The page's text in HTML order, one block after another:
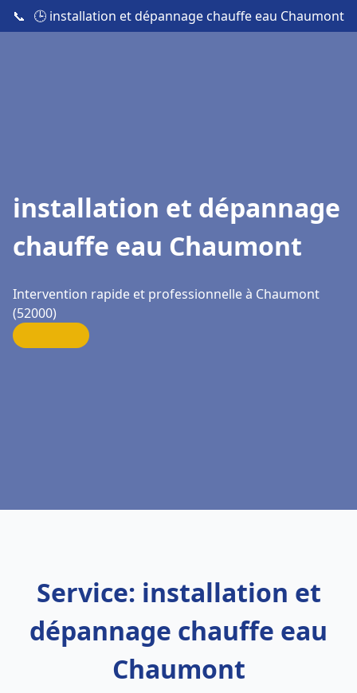
📞 🕒 installation et dépannage chauffe eau Chaumont
installation et dépannage
chauffe eau Chaumont
Intervention rapide et professionnelle à Chaumont
(52000)
Service: installation et
dépannage chauffe eau
Chaumont